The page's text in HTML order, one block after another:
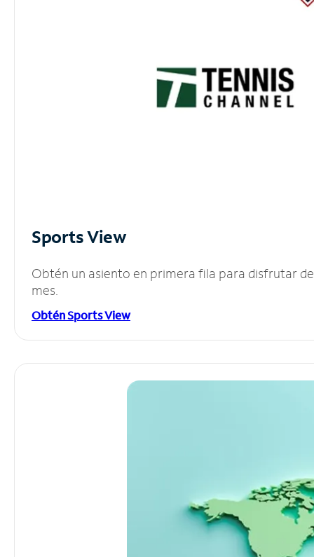
Sports View
Obtén un asiento en primera fila para disfrutar
mes.
Obtén Sports View